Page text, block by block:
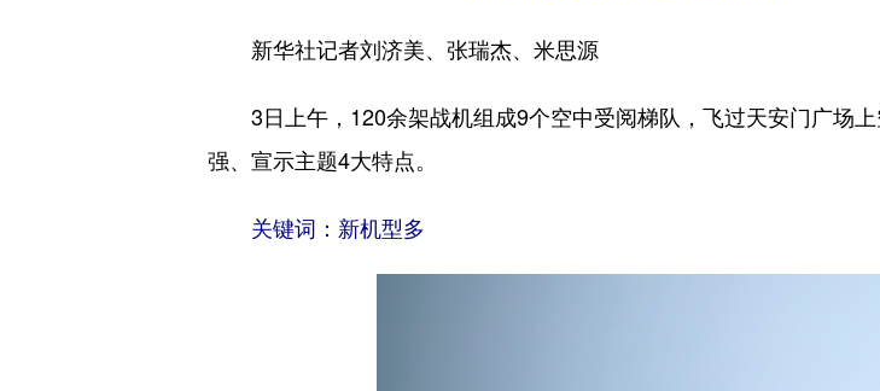
新华社记者刘济美、张瑞杰、米思源
3日上午，120余架战机组成9个空中受阅梯队，飞过天安门广场上
强、宣示主题4大特点。
关键词：新机型多